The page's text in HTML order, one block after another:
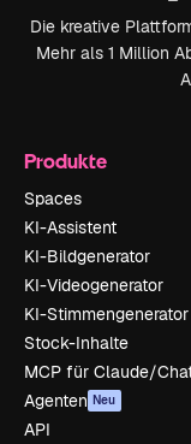
Die kreative
Mehr als 1 Million
Produkte
Spaces
KI-Assistent
KI-Bildgenerator
KI-Videogenerator
KI-Stimmengenerator
Stock-Inhalte
MCP für Claude/
Agenten Neu
API